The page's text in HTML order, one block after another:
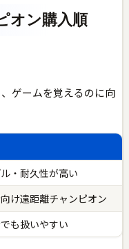
オン購入順
ゲームを覚えるのに向
・耐久性が高い
け遠距離チャンピオン
も扱いやすい